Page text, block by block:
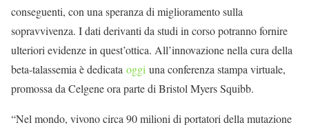
conseguenti, con una speranza di miglioramento sulla
sopravvivenza. I dati derivanti da studi in corso potranno fornire
ulteriori evidenze in quest’ottica. All’innovazione nella cura della
beta-talassemia è dedicata oggi una conferenza stampa virtuale,
promossa da Celgene ora parte di Bristol Myers Squibb.
“Nel mondo, vivono circa 90 milioni di portatori della mutazione